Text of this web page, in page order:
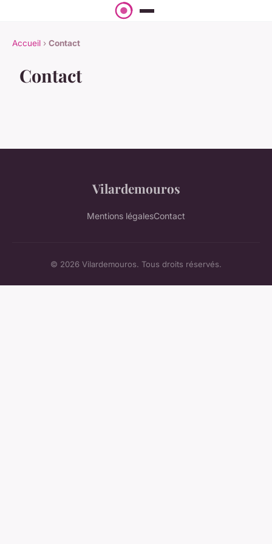
Accueil › Contact
Contact
Vilardemouros
Mentions légalesContact
© 2026 Vilardemouros. Tous droits réservés.